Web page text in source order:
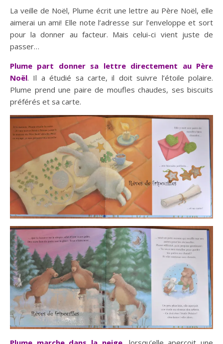
La veille de Noël, Plume écrit une lettre au Père Noël, elle
aimerai un ami! Elle note l’adresse sur l’enveloppe et sort
pour la donner au facteur. Mais celui-ci vient juste de
passer…
Plume part donner sa lettre directement au Père
Noël. Il a étudié sa carte, il doit suivre l’étoile polaire.
Plume prend une paire de moufles chaudes, ses biscuits
préférés et sa carte.